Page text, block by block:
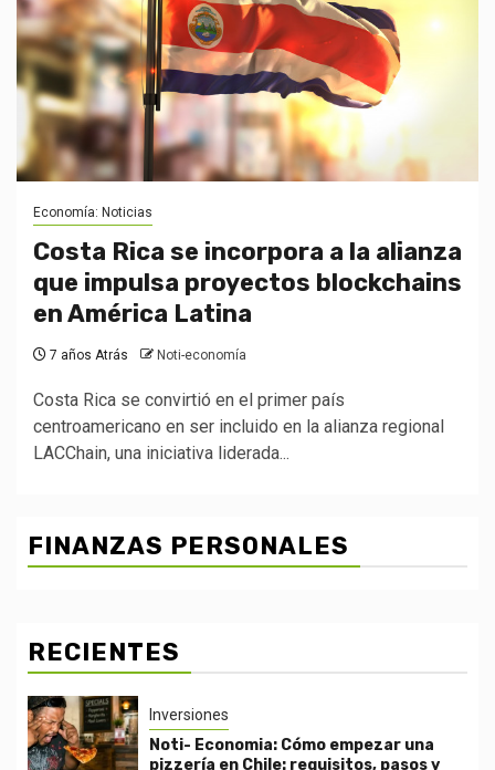
Economía: Noticias
Costa Rica se incorpora a la alianza
que impulsa proyectos blockchains
en América Latina
7 años Atrás Noti-economía
Costa Rica se convirtió en el primer país
centroamericano en ser incluido en la alianza regional
LACChain, una iniciativa liderada...
FINANZAS PERSONALES
RECIENTES
Inversiones
Noti- Economia: Cómo empezar una
pizzería en Chile: requisitos, pasos y